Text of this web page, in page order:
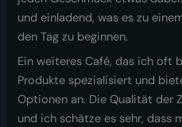
und einladend, was es zu
den Tag zu beginnen.
Ein weiteres Café, das ich oft
Produkte spezialisiert und
Optionen an. Die Qualität der
und ich schätze es sehr, dass